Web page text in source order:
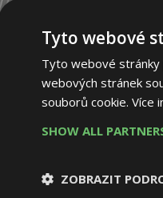
Tyto webové
Tyto webové stránky
webových stránek
souborů cookie. Více
SHOW ALL
ZOBRAZIT